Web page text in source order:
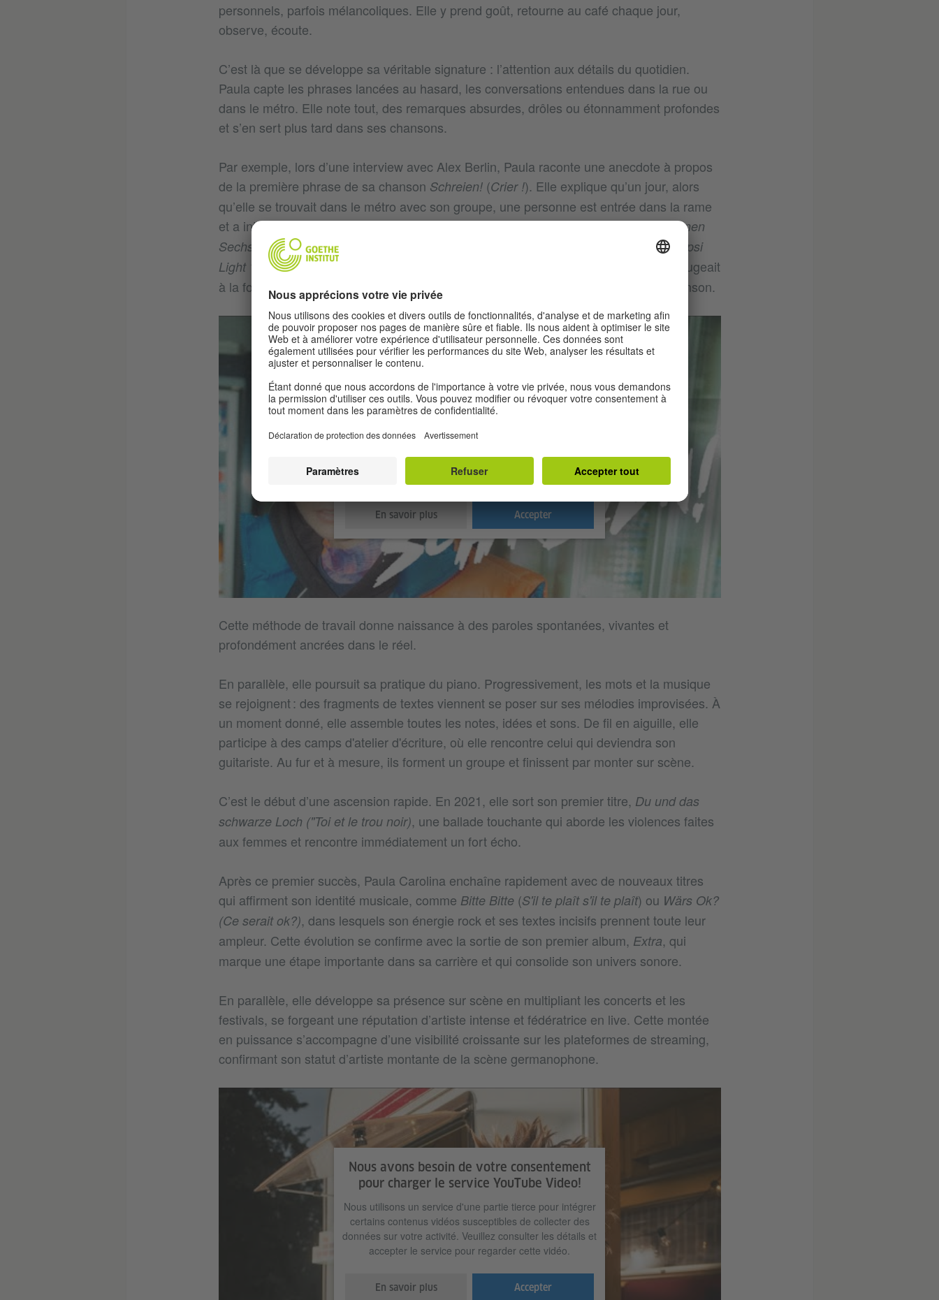
personnels, parfois mélancoliques. Elle y prend goût, retourne au café chaque jour,
observe, écoute.
C’est là que se développe sa véritable signature : l’attention aux détails du quotidien.
Paula capte les phrases lancées au hasard, les conversations entendues dans la rue ou
dans le métro. Elle note tout, des remarques absurdes, drôles ou étonnamment profondes
et s’en sert plus tard dans ses chansons.
Par exemple, lors d’une interview avec Alex Berlin, Paula raconte une anecdote à propos
de la première phrase de sa chanson Schreien! (Crier !). Elle explique qu’un jour, alors
qu’elle se trouvait dans le métro avec son groupe, une personne est entrée dans la rame
et a interpellé les passagers en demandant : "Haben Sie ein bisschen Kleingeld für’ nen
Sechserträger Pepsi Light? "
Vous avez un peu de monnaie pour un pack de six Pepsi
Light ?"
). Amusée par la précision et le caractère insolite de cette demande, qu’elle jugeait
à la fois très drôle et marquante, Paula a décidé d’intégrer cette phrase dans sa chanson.
Nous avons besoin de votre consentement
pour charger le service YouTube Video!
Nous utilisons un service d'une partie tierce pour intégrer
données sur votre activité. Veuillez consulter les détails et
accepter le service pour regarder cette vidéo.
En savoir plus Accepter
Cette méthode de travail donne naissance à des paroles spontanées, vivantes et
profondément ancrées dans le réel.
En parallèle, elle poursuit sa pratique du piano. Progressivement, les mots et la musique
se rejoignent : des fragments de textes viennent se poser sur ses mélodies improvisées. À
un moment donné, elle assemble toutes les notes, idées et sons. De fil en aiguille, elle
participe à des camps d'atelier d'écriture, où elle rencontre celui qui deviendra son
guitariste. Au fur et à mesure, ils forment un groupe et finissent par monter sur scène.
C’est le début d’une ascension rapide. En 2021, elle sort son premier titre, Du und das
schwarze Loch ("Toi et le trou noir), une ballade touchante qui aborde les violences faites
aux femmes et rencontre immédiatement un fort écho.
Après ce premier succès, Paula Carolina enchaîne rapidement avec de nouveaux titres
qui affirment son identité musicale, comme Bitte Bitte(S'il te plaît s'il te plaît) ou Wärs Ok?
(Ce serait ok?), dans lesquels son énergie rock et ses textes incisifs prennent toute leur
ampleur. Cette évolution se confirme avec la sortie de son premier album, Extra, qui
marque une étape importante dans sa carrière et qui consolide son univers sonore.
En parallèle, elle développe sa présence sur scène en multipliant les concerts et les
festivals, se forgeant une réputation d’artiste intense et fédératrice en live. Cette montée
en puissance s’accompagne d’une visibilité croissante sur les plateformes de streaming,
confirmant son statut d’artiste montante de la scène germanophone.
Nous avons besoin de votre consentement
pour charger le service YouTube Video!
Nous utilisons un service d'une partie tierce pour intégrer
certains contenus vidéos susceptibles de collecter des
données sur votre activité. Veuillez consulter les détails et
accepter le service pour regarder cette vidéo.
En savoir plus Accepter